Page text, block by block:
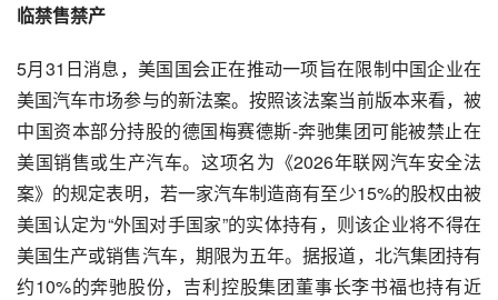
临禁售禁产
5月31日消息，美国国会正在推动一项旨在限制中国企业在
美国汽车市场参与的新法案。按照该法案当前版本来看，被
中国资本部分持股的德国梅赛德斯-奔驰集团可能被禁止在
美国销售或生产汽车。这项名为《2026年联网汽车安全法
案》的规定表明，若一家汽车制造商有至少15%的股权由被
美国认定为“外国对手国家”的实体持有，则该企业将不得在
美国生产或销售汽车，期限为五年。据报道，北汽集团持有
约10%的奔驰股份，吉利控股集团董事长李书福也持有近